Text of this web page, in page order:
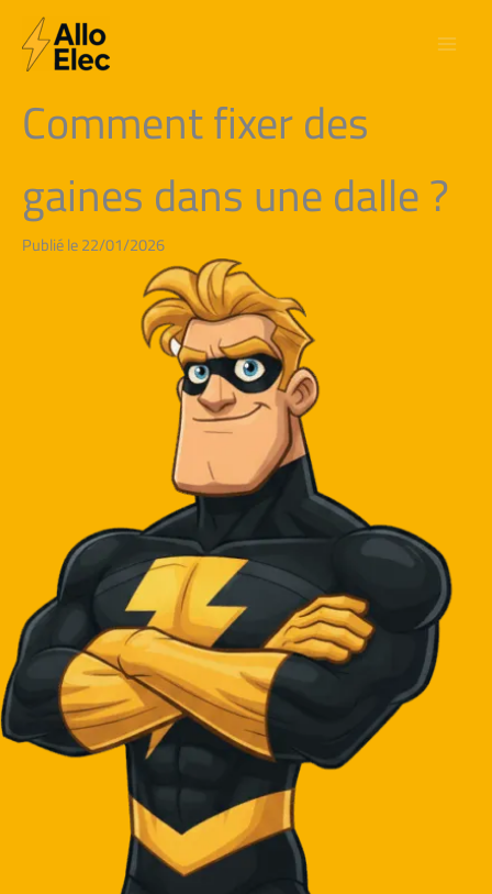
contenu
Comment fixer des
gaines dans une dalle ?
Publié le 22/01/2026